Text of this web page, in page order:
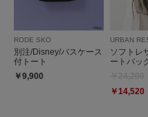
RODE SKO
別注/Disney/パスケース
付トート
￥9,900
URBAN
ソフトレ
ートバッ
￥14,520